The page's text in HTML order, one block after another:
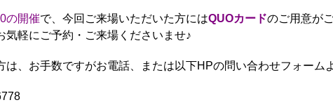
の開催で、今回ご来場いただいた方にはQUOカードのご用意が
気軽にご予約・ご来場くださいませ♪
、お手数ですがお電話、または以下HPの問い合わせフォーム